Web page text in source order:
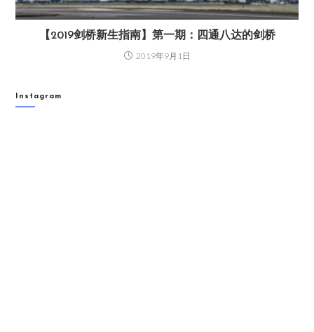
【2019剑桥新生指南】第一期：四通八达的剑桥
2019年9月1日
Instagram